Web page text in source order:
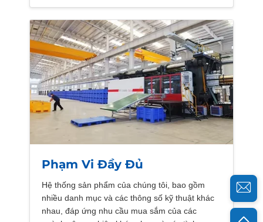
Phạm Vi Đầy Đủ
Hệ thống sản phẩm của chúng tôi, bao gồm
nhiều danh mục và các thông số kỹ thuật khác
nhau, đáp ứng nhu cầu mua sắm của các